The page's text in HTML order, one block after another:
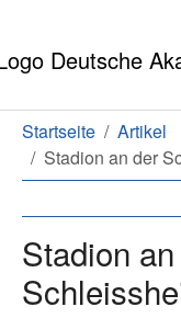
Sie sind hier:
Startseite
Artikel
Stadion an der
Stadion